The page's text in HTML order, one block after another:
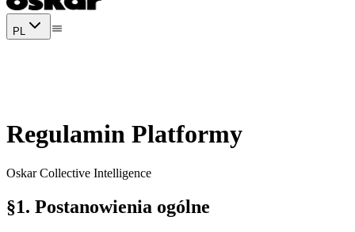
PL
Regulamin Platformy
Oskar Collective Intelligence
§1. Postanowienia ogólne